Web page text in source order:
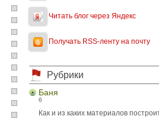
Читать блог через Яндекс
Получать RSS-ленту на почту
Рубрики
Баня
6
Как и из каких материалов